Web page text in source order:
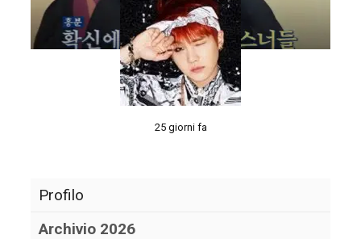
25 giorni fa
Profilo
Archivio 2026